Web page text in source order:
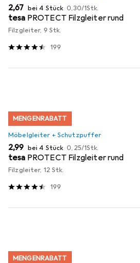
EUR
2,67 bei 4 Stück EUR
0,30/1Stk.
tesa PROTECT Filzgleiter rund
Filzgleiter, 9 Stk.
199
MENGENRABATT
Möbelgleiter + Schutzpuffer
EUR
2,99 bei 4 Stück EUR
0,25/1Stk.
tesa PROTECT Filzgleiter rund
Filzgleiter, 12 Stk.
199
MENGENRABATT